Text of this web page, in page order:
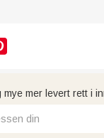
mer levert rett i